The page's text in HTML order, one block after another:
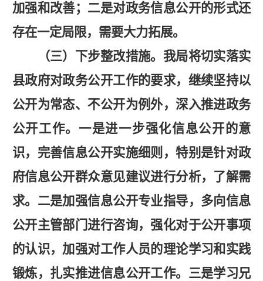
加强和改善；二是对政务信息公开的形式还
存在一定局限，需要大力拓展。
（三）下步整改措施。 我局将切实落实
县政府对政务公开工作的要求，继续坚持以
公开为常态、不公开为例外，深入推进政务
公开工作。一是进一步强化信息公开的意
识，完善信息公开实施细则，特别是针对政
府信息公开群众意见建议进行分析，了解需
求。二是加强信息公开专业指导，多向信息
公开主管部门进行咨询，强化对于公开事项
的认识，加强对工作人员的理论学习和实践
锻炼，扎实推进信息公开工作。三是学习兄